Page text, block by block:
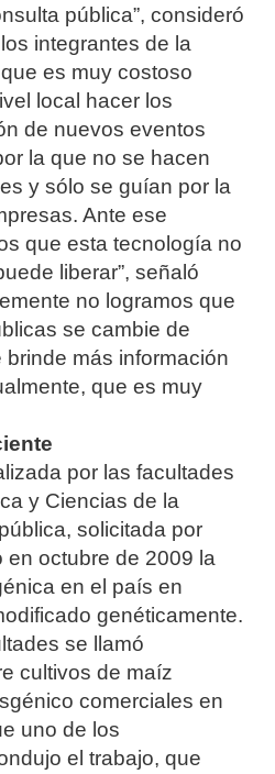
pública”, consideró
integrantes de la
es muy costoso
local hacer los
de nuevos eventos
la que no se hacen
y sólo se guían por la
Ante ese
que esta tecnología no
liberar”, señaló
no logramos que
se cambie de
más información
que es muy
por las facultades
y Ciencias de la
solicitada por
en octubre de 2009 la
en el país en
genéticamente.
se llamó
cultivos de maíz
comerciales en
uno de los
el trabajo, que